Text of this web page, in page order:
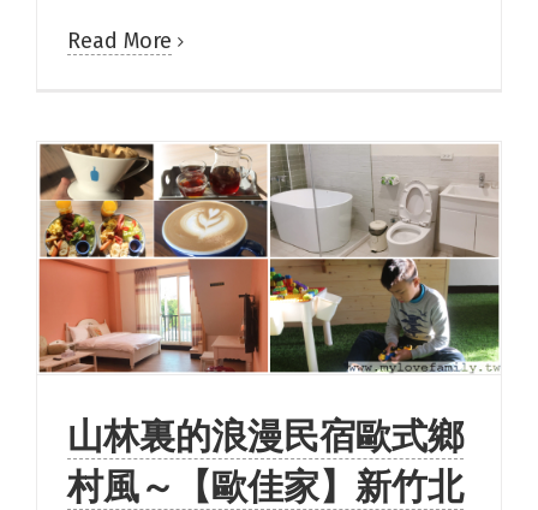
Read More
山林裏的浪漫民宿歐式鄉
村風～【歐佳家】新竹北